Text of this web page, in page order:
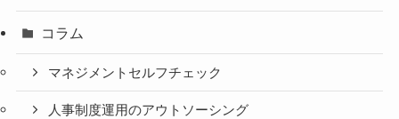
コラム
マネジメントセルフチェック
人事制度運用のアウトソーシング